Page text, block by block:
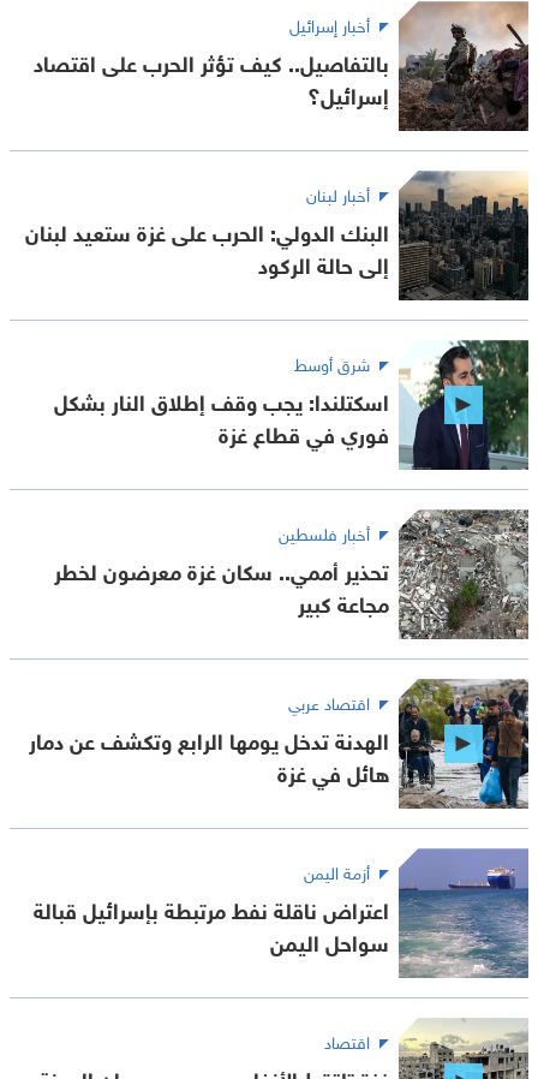
أخبار إسرائيل
بالتفاصيل.. كيف تؤثر الحرب على اقتصاد
إسرائيل؟
أخبار لبنان
البنك الدولي: الحرب على غزة ستعيد لبنان
إلى حالة الركود
شرق أوسط
اسكتلندا: يجب وقف إطلاق النار بشكل
فوري في قطاع غزة
أخبار فلسطين
تحذير أممي.. سكان غزة معرضون لخطر
مجاعة كبير
اقتصاد عربي
الهدنة تدخل يومها الرابع وتكشف عن دمار
هائل في غزة
أزمة اليمن
اعتراض ناقلة نفط مرتبطة بإسرائيل قبالة
سواحل اليمن
اقتصاد